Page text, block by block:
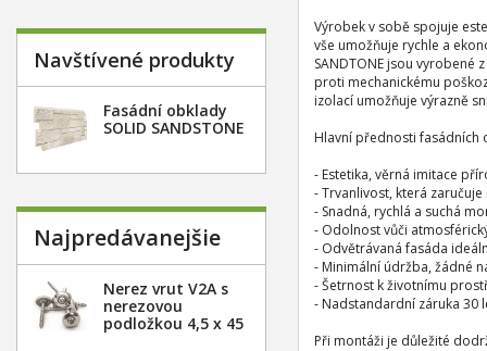
Výrobek v sobě spojuje
vše umožňuje rychle a
SANDTONE jsou vyrobené
proti mechanickému
izolací umožňuje výrazně
Hlavní přednosti fasádních
- Estetika, věrná imitace
- Trvanlivost, která
- Snadná, rychlá a suchá
- Odolnost vůči
- Odvětrávaná fasáda
- Minimální údržba, žádné
- Šetrnost k životnímu
- Nadstandardní záruka 30
Při montáži je důležité
Navštívené produkty
Fasádní obklady
SOLID SANDSTONE
Najpredávanejšie
Nerez vrut V2A s
nerezovou
podložkou 4,5 x 45